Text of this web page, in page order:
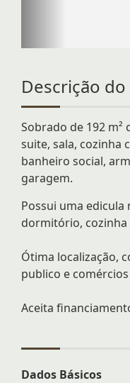
Descrição do
Sobrado de 192
suite, sala, cozinha
banheiro social,
garagem.
Possui uma
dormitório, cozinha
Ótima localização,
publico e
Aceita
Dados Básicos